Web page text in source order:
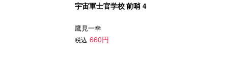
宇宙軍士官学校 前哨 4
鷹見一幸
税込 660円